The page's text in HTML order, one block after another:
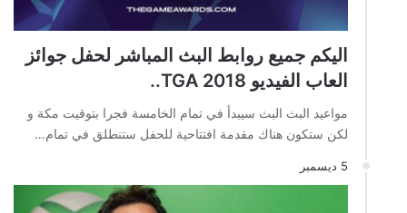
اليكم جميع روابط البث المباشر لحفل جوائز
العاب الفيديو TGA 2018..
مواعيد البث البث سيبدأ في تمام الخامسة فجرا بتوقيت مكة و
لكن ستكون هناك مقدمة افتتاحية للحفل ستنطلق في تمام…
5 ديسمبر